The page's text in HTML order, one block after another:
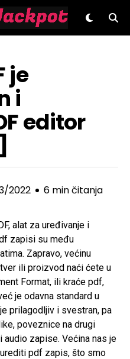
je
i
editor
2022 6 min čitanja
alat za uređivanje i
zapisi su među
Zapravo, većinu
ili proizvod naći ćete u
Format, ili kraće pdf,
je odavna standard u
prilagodljiv i svestran, pa
poveznice na drugi
audio zapise. Većina nas je
pdf zapis, što smo